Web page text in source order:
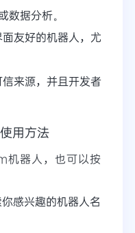
数据分析。
友好的机器人，尤
来源，并且开发者
用方法
器人，也可以按
感兴趣的机器人名